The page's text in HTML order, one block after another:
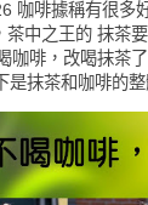
咖啡據稱有很多
中之王的 抹茶
咖啡，改喝抹茶
抹茶和咖啡的整